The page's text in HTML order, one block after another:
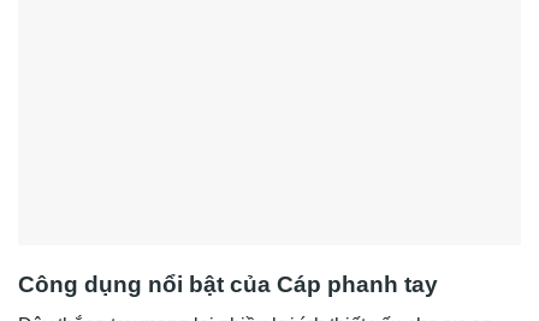
Công dụng nổi bật của Cáp phanh tay